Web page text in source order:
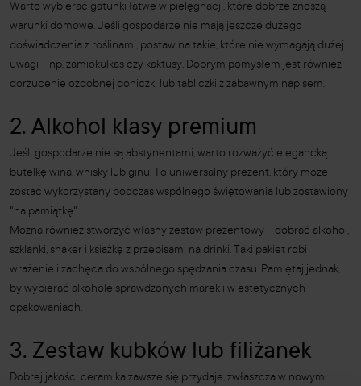
Warto wybierać gatunki łatwe w pielęgnacji, które dobrze znoszą
warunki domowe. Jeśli gospodarze nie mają jeszcze dużego
doświadczenia z roślinami, postaw na takie, które nie wymagają dużej
uwagi – np. zamiokulkas czy kaktusy. Dobrym pomysłem jest również
dorzucenie ozdobnej doniczki lub tabliczki z zabawnym napisem.
2. Alkohol klasy premium
Jeśli gospodarze nie są abstynentami, warto rozważyć elegancką
butelkę wina, whisky lub ginu. To uniwersalny prezent, który może
zostać wykorzystany podczas wspólnego świętowania lub zostawiony
"na pamiątkę".
Można również stworzyć własny zestaw prezentowy – dobrać alkohol,
szklanki, shaker i książkę z przepisami na drinki. Taki pakiet robi
wrażenie i zachęca do wspólnego spędzania czasu. Pamiętaj jednak,
by wybierać alkohole sprawdzonych marek i w estetycznych
opakowaniach.
3. Zestaw kubków lub filiżanek
Dobrej jakości ceramika zawsze się przydaje, zwłaszcza w nowym